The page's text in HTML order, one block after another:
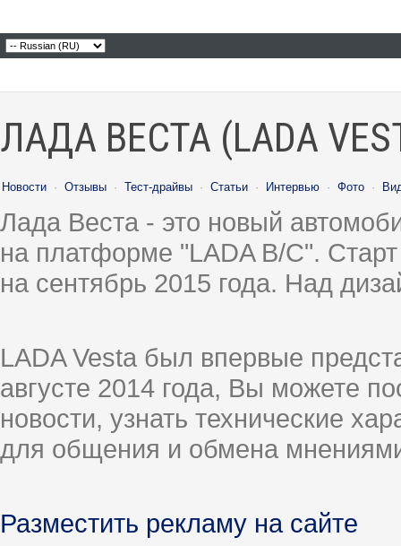
ЛАДА ВЕСТА (LADA
Новости · Отзывы · Тест-драйвы · Статьи · Интервью · Фото ·
Лада Веста - это новый
на платформе "LADA B/C".
на сентябрь 2015 года. Над
LADA Vesta был впервые
августе 2014 года, Вы можете
новости, узнать технические
для общения и обмена
Разместить рекламу на сайте